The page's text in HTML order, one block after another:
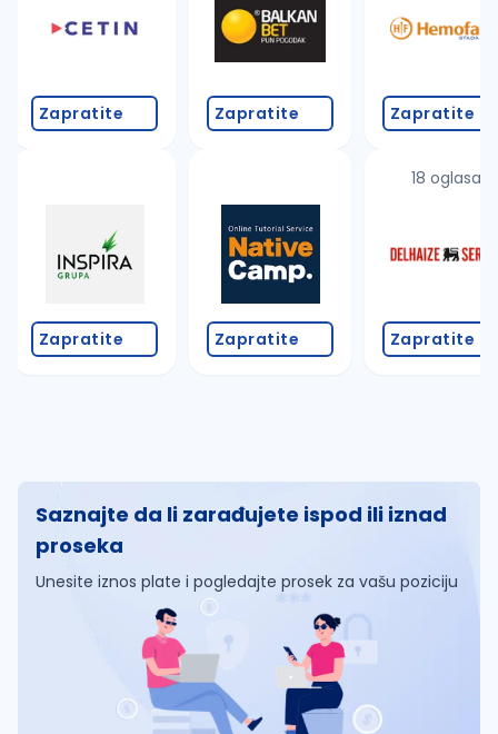
Zapratite
Zapratite
Zapratite
Zapratite
Zapratite
18 oglasa
Zapratite
Saznajte da li zarađujete ispod ili iznad
proseka
Unesite iznos plate i pogledajte prosek za vašu poziciju